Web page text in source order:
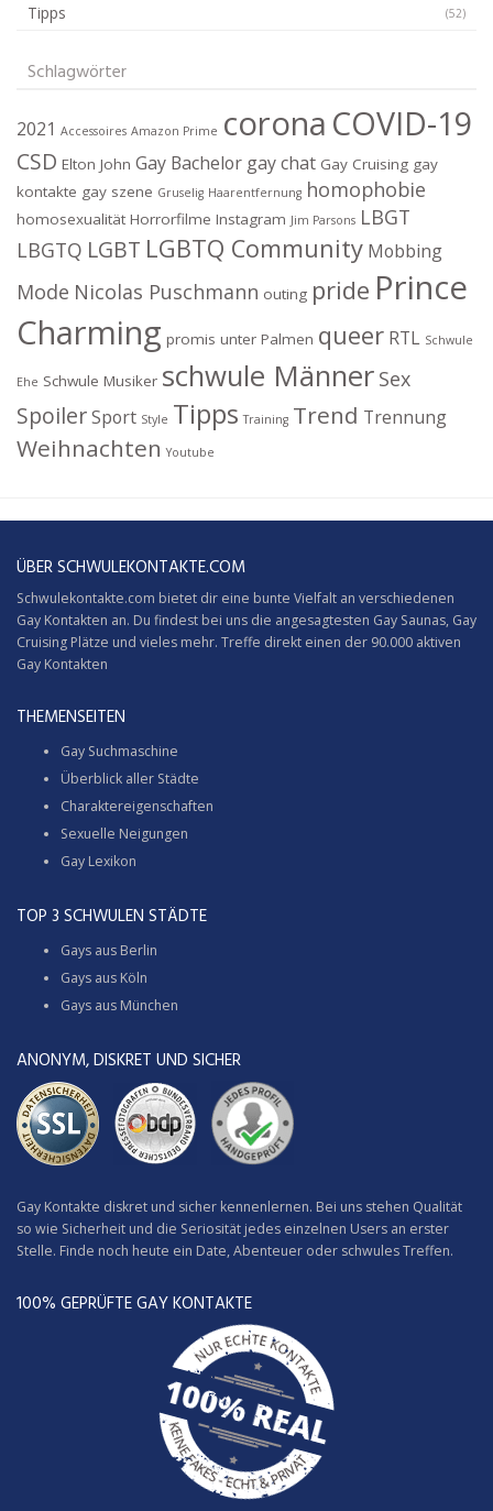
Tipps (52)
Schlagwörter
2021 Accessoires Amazon Prime corona COVID-19
CSD Elton John Gay Bachelor gay chat Gay Cruising gay
kontakte gay szene Gruselig Haarentfernung homophobie
homosexualität Horrorfilme Instagram Jim Parsons LBGT
LBGTQ LGBT LGBTQ Community Mobbing
Mode Nicolas Puschmann outing pride Prince
Charming promis unter Palmen queer RTL Schwule
Ehe Schwule Musiker schwule Männer Sex
SpoilerSport Style Tipps Training Trend Trennung
Weihnachten Youtube
ÜBER SCHWULEKONTAKTE.COM
Schwulekontakte.com bietet dir eine bunte Vielfalt an verschiedenen
Gay Kontakten an. Du findest bei uns die angesagtesten Gay Saunas, Gay
Cruising Plätze und vieles mehr. Treffe direkt einen der 90.000 aktiven
Gay Kontakten
THEMENSEITEN
Gay Suchmaschine
Überblick aller Städte
Charaktereigenschaften
Sexuelle Neigungen
Gay Lexikon
TOP 3 SCHWULEN STÄDTE
Gays aus Berlin
Gays aus Köln
Gays aus München
ANONYM, DISKRET UND SICHER
Gay Kontakte diskret und sicher kennenlernen. Bei uns stehen Qualität
so wie Sicherheit und die Seriosität jedes einzelnen Users an erster
Stelle. Finde noch heute ein Date, Abenteuer oder schwules Treffen.
100% GEPRÜFTE GAY KONTAKTE